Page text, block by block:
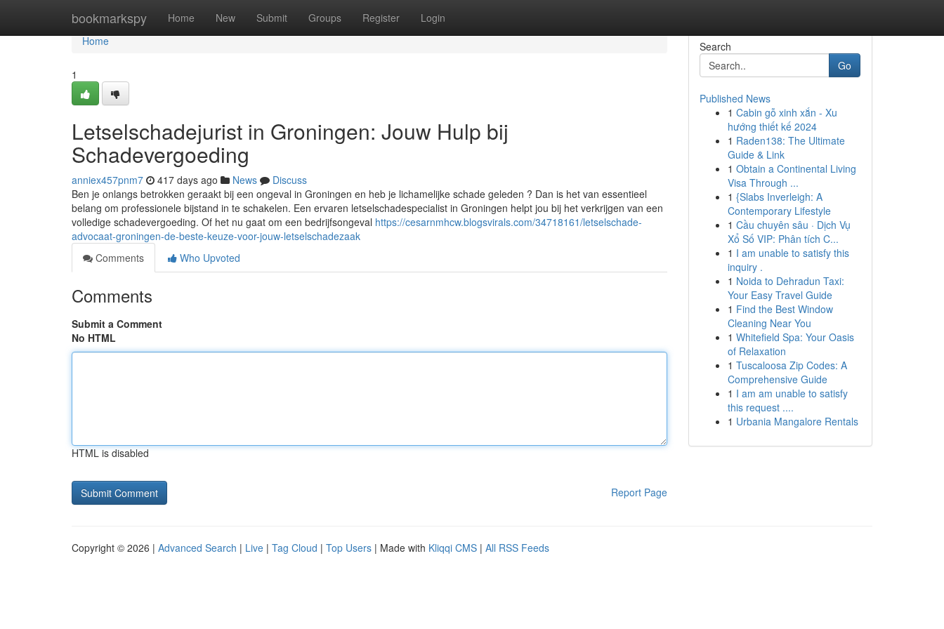
bookmarkspy Home New Submit Groups Register Login
Home
Home
1
Letselschadejurist in Groningen: Jouw Hulp bij
Schadevergoeding
anniex457pnm7 417 days ago News
Discuss
Ben je onlangs betrokken geraakt bij een ongeval in Groningen en heb je lichamelijke schade geleden ? Dan is het van essentieel
belang om professionele bijstand in te schakelen. Een ervaren letselschadespecialist in Groningen helpt jou bij het verkrijgen van een
volledige schadevergoeding. Of het nu gaat om een bedrijfsongeval https://cesarnmhcw.blogsvirals.com/34718161/letselschade-
advocaat-groningen-de-beste-keuze-voor-jouw-letselschadezaak
Comments
Who Upvoted
Comments
Submit a Comment
No HTML
HTML is disabled
Report Page
Search
Go
Published News
1 Cabin gỗ xinh xắn - Xu
hướng thiết kế 2024
1 Raden138: The Ultimate
Guide & Link
1 Obtain a Continental Living
Visa Through ...
1 {Slabs Inverleigh: A
Contemporary Lifestyle
1 Cầu chuyên sâu · Dịch Vụ
Xổ Số VIP: Phân tích C...
1 I am unable to satisfy this
inquiry .
1 Noida to Dehradun Taxi:
Your Easy Travel Guide
1 Find the Best Window
Cleaning Near You
1 Whitefield Spa: Your Oasis
of Relaxation
1 Tuscaloosa Zip Codes: A
Comprehensive Guide
1 I am am unable to satisfy
this request ....
1 Urbania Mangalore Rentals
Copyright © 2026 | Advanced Search | Live | Tag Cloud | Top Users | Made with Kliqqi CMS | All RSS Feeds